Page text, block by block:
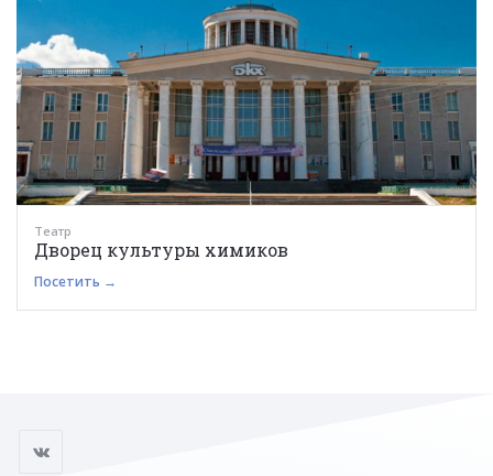
Театр
Дворец культуры химиков
Посетить →